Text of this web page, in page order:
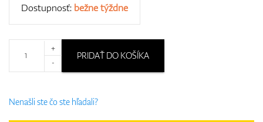
Dostupnosť: bežne týždne
+
-
PRIDAŤ DO KOŠÍKA
Nenašli ste čo ste hľadali?